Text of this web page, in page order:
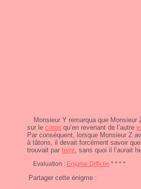
Monsieur Y remarqua que Monsieur
sur le corps qu’en revenant de l’autre
Par conséquent, lorsque Monsieur Z
à tâtons, il devait forcément savoir
trouvait par terre , sans quoi il l’aurait
Evaluation : Enigme Difficile * * * *
Partager cette énigme :